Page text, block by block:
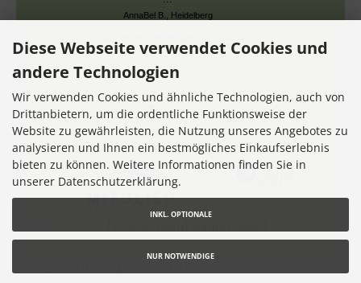
Datum der Kauferfahrung: 13.07.2026
7,356 Bewertungen
Diese Webseite verwendet Cookies und
andere Technologien
Wir verwenden Cookies und ähnliche Technologien, auch von
Drittanbietern, um die ordentliche Funktionsweise der
Website zu gewährleisten, die Nutzung unseres Angebotes zu
analysieren und Ihnen ein bestmögliches Einkaufserlebnis
bieten zu können. Weitere Informationen finden Sie in
unserer Datenschutzerklärung.
INKL. OPTIONALE
NUR NOTWENDIGE